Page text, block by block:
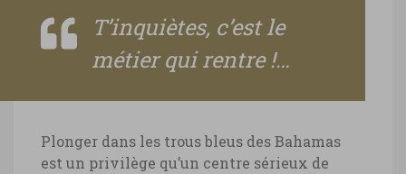
T’inquiètes, c’est le
métier qui rentre !…
Plonger dans les trous bleus des Bahamas
est un privilège qu’un centre sérieux de